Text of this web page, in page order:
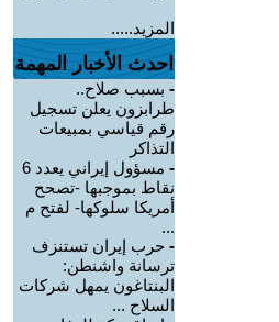
المزيد.....
احدث الأخبار المهمة
- بسبب صلاح..
طرابزون يعلن تسجيل
رقم قياسي بمبيعات
التذاكر
-
مسؤول إيراني يعدد 6
نقاط بموجبها -تصحح
أمريكا سلوكها- لفتح م
...
- حرب إيران تستنزف
ترسانة واشنطن:
البنتاغون يمهل شركات
السلاح ...